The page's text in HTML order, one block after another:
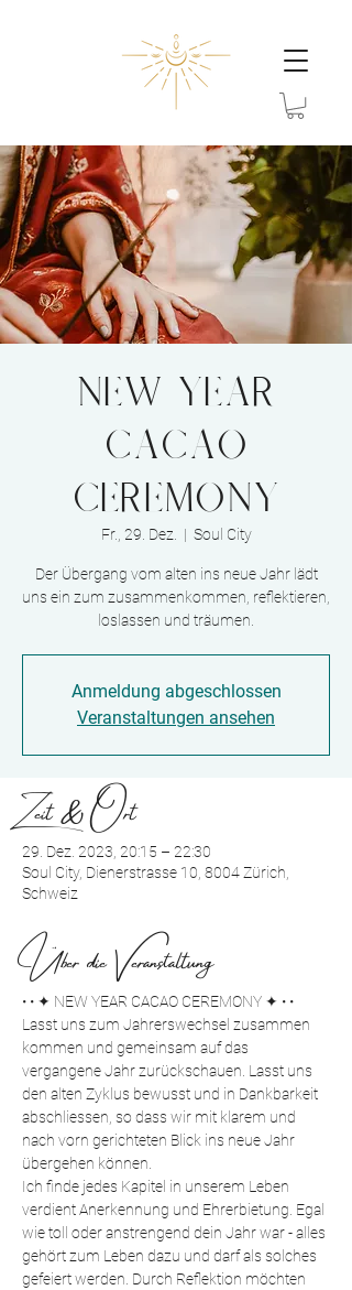
New Year
Cacao
Ceremony
Fr., 29. Dez.
  |
Soul City
Der Übergang vom alten ins neue Jahr lädt
uns ein zum zusammenkommen, reflektieren,
loslassen und träumen.
Anmeldung abgeschlossen
Veranstaltungen ansehen
Zeit & Ort
29. Dez. 2023, 20:15 – 22:30
Soul City, Dienerstrasse 10, 8004 Zürich,
Schweiz
Über die Veranstaltung
• • ✦ NEW YEAR CACAO CEREMONY ✦ • •
Lasst uns zum Jahrerswechsel zusammen
kommen und gemeinsam auf das
vergangene Jahr zurückschauen. Lasst uns
den alten Zyklus bewusst und in Dankbarkeit
abschliessen, so dass wir mit klarem und
nach vorn gerichteten Blick ins neue Jahr
übergehen können.
Ich finde jedes Kapitel in unserem Leben
verdient Anerkennung und Ehrerbietung. Egal
wie toll oder anstrengend dein Jahr war - alles
gehört zum Leben dazu und darf als solches
gefeiert werden. Durch Reflektion möchten